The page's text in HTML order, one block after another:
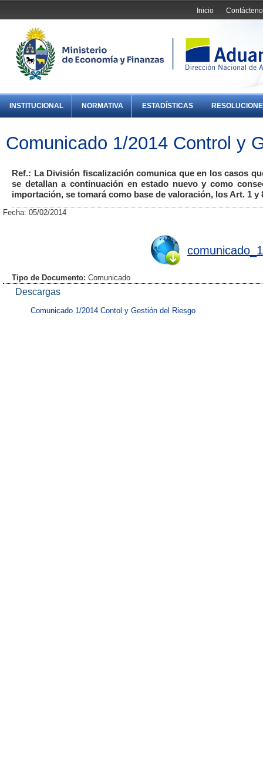
Inicio
INSTITUCIONAL NORMATIVA ESTADÍSTICAS
Comunicado 1/2014 Control y
Ref.: La División fiscalización comunica que en los casos
se detallan a continuación en estado nuevo y como
importación, se tomará como base de valoración, los Art. 1 y
Fecha: 05/02/2014
Tipo de Documento: Comunicado
Descargas
Comunicado 1/2014 Contol y Gestión del Riesgo